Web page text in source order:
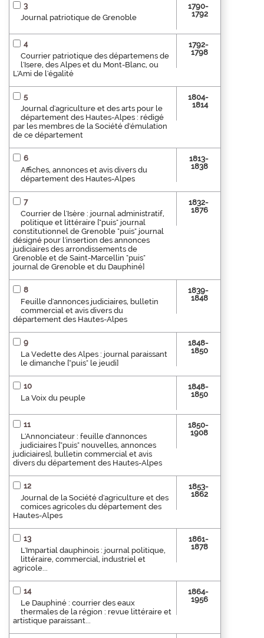
3
Journal patriotique de Grenoble
1790-
1792
4
Courrier patriotique des départemens de
l'Isere, des Alpes et du Mont-Blanc, ou
L'Ami de l'égalité
1792-
1798
5
Journal d'agriculture et des arts pour le
département des Hautes-Alpes : rédigé
par les membres de la Société d'émulation
de ce département
1804-
1814
6
Affiches, annonces et avis divers du
département des Hautes-Alpes
1813-
1838
7
Courrier de l'Isère : journal administratif,
politique et littéraire ["puis" journal
constitutionnel de Grenoble "puis" journal
désigné pour l'insertion des annonces
judiciaires des arrondissements de
Grenoble et de Saint-Marcellin "puis"
journal de Grenoble et du Dauphiné]
1832-
1876
8
Feuille d'annonces judiciaires, bulletin
commercial et avis divers du
département des Hautes-Alpes
1839-
1848
9
La Vedette des Alpes : journal paraissant
le dimanche ["puis" le jeudi]
1848-
1850
10
La Voix du peuple
1848-
1850
11
L'Annonciateur : feuille d'annonces
judiciaires ["puis" nouvelles, annonces
judiciaires], bulletin commercial et avis
divers du département des Hautes-Alpes
1850-
1908
12
Journal de la Société d'agriculture et des
comices agricoles du département des
Hautes-Alpes
1853-
1862
13
L'Impartial dauphinois : journal politique,
littéraire, commercial, industriel et
agricole...
1861-
1878
14
Le Dauphiné : courrier des eaux
thermales de la région : revue littéraire et
artistique paraissant...
1864-
1956